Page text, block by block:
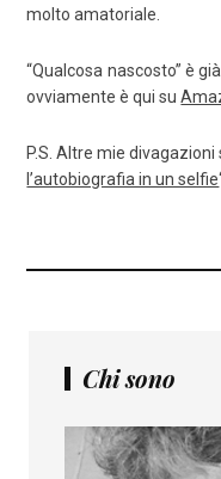
molto amatoriale.
“Qualcosa nascosto” è
ovviamente è qui su
P.S. Altre mie divagazioni
l’autobiografia in un selfie
Chi sono